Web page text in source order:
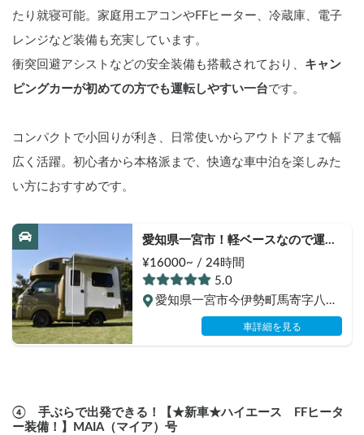
たり就寝可能。家庭用エアコンやFFヒーター、冷蔵庫、電子
レンジなど装備も充実しています。
衝突回避アシストなどの安全装備も搭載されており、 キャン
ピングカーが初めての方でも運転しやすい一台です。
コンパクトで小回りが利き、日常使いからアウトドアまで幅
広く活躍。初心者から本格派まで、快適な車中泊を楽しみた
い方におすすめです。
愛知県一宮市！軽ベースなので運転
しやすく、軽とは思えぬ広々居住空
間⭐︎Forest Green⭐︎
¥16000~ / 24時間
5.0
愛知県一宮市今伊勢町馬寄字八丁
車詳細を見る
④　手ぶらで出発できる！【★新車★ハイエース　FFヒータ
ー装備！】MAIA（マイア）号